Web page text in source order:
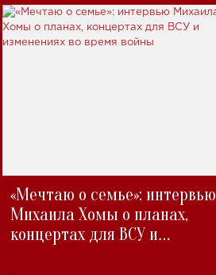
«Мечтаю о семье»: интервью
Михаила Хомы о планах,
концертах для ВСУ и